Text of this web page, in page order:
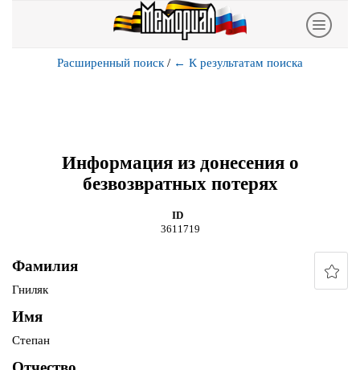
Расширенный поиск / ← К результатам поиска
Информация из донесения о
безвозвратных потерях
ID
3611719
Фамилия
Гниляк
Имя
Степан